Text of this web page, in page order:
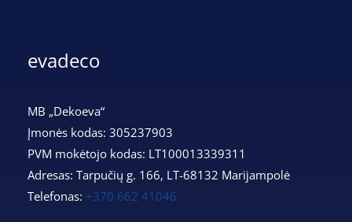
evadeco
MB „Dekoeva“
Įmonės kodas: 305237903
PVM mokėtojo kodas: LT100013339311
Adresas: Tarpučių g. 166, LT-68132 Marijampolė
Telefonas: +370 662 41046